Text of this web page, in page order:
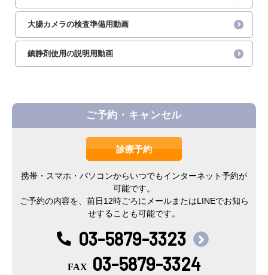
大腸カメラの検査準備用動画
鎮静剤使用の説明用動画
ご予約・キャンセル
診療予約
携帯・スマホ・パソコンからいつでもインターネット予約が
可能です。
ご予約の内容を、前日12時ごろにメールまたはLINEでお知ら
せすることも可能です。
03-5879-3323
03-5879-3324